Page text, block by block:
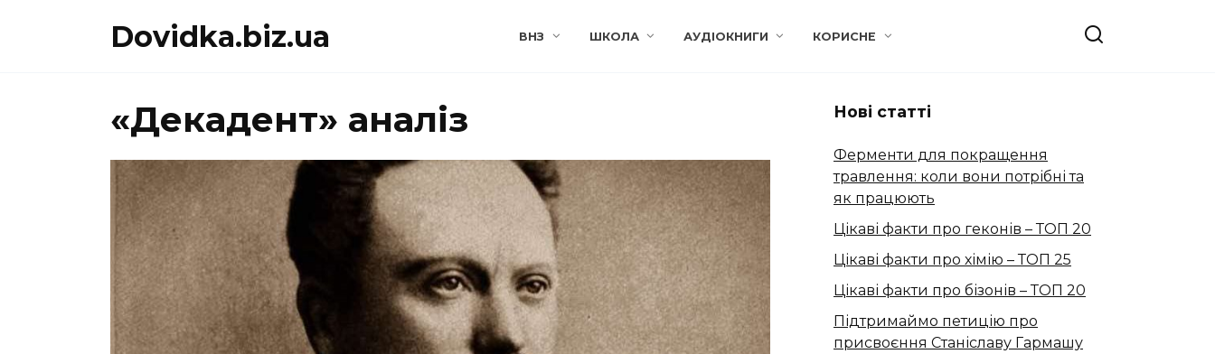
Dovidka.biz.ua ВНЗ ШКОЛА АУДІОКНИГИ КОРИСНЕ
«Декадент» аналіз Нові статті
Ферменти для покращення
травлення: коли вони потрібні та
як працюють
Цікаві факти про геконів – ТОП 20
Цікаві факти про хімію – ТОП 25
Цікаві факти про бізонів – ТОП 20
Підтримаймо петицію про
присвоєння Станіславу Гармашу